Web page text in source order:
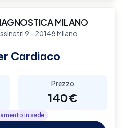
MILANO
9 - 20148 Milano
Cardiaco
Prezzo
140€
in sede